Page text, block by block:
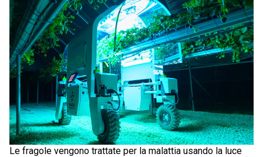
Le fragole vengono trattate per la malattia usando la luce